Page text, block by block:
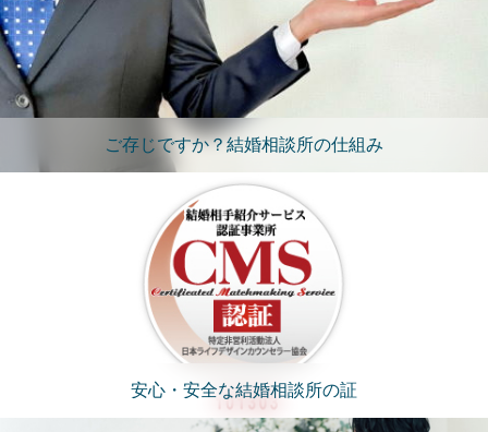
ご存じですか？結婚相談所の仕組み
安心・安全な結婚相談所の証